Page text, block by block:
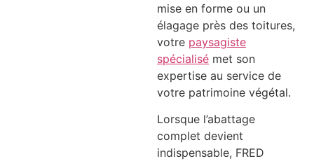
mise en forme ou un
élagage près des toitures,
votre paysagiste
spécialisé met son
expertise au service de
votre patrimoine végétal.
Lorsque l’abattage
complet devient
indispensable, FRED